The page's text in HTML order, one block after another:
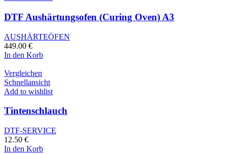
DTF Aushärtungsofen (Curing Oven) A3
AUSHÄRTEÖFEN
449.00 €
In den Korb
Vergleichen
Schnellansicht
Add to wishlist
Tintenschlauch
DTF-SERVICE
12.50 €
In den Korb